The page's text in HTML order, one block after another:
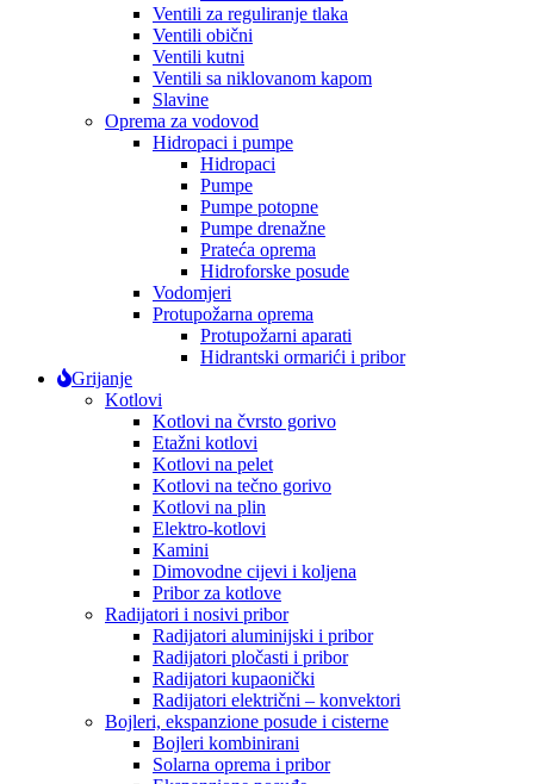
Ventili za reguliranje tlaka
Ventili obični
Ventili kutni
Ventili sa niklovanom kapom
Slavine
Oprema za vodovod
Hidropaci i pumpe
Hidropaci
Pumpe
Pumpe potopne
Pumpe drenažne
Prateća oprema
Hidroforske posude
Vodomjeri
Protupožarna oprema
Protupožarni aparati
Hidrantski ormarići i pribor
Grijanje
Kotlovi
Kotlovi na čvrsto gorivo
Etažni kotlovi
Kotlovi na pelet
Kotlovi na tečno gorivo
Kotlovi na plin
Elektro-kotlovi
Kamini
Dimovodne cijevi i koljena
Pribor za kotlove
Radijatori i nosivi pribor
Radijatori aluminijski i pribor
Radijatori pločasti i pribor
Radijatori kupaonički
Radijatori električni – konvektori
Bojleri, ekspanzione posude i cisterne
Bojleri kombinirani
Solarna oprema i pribor